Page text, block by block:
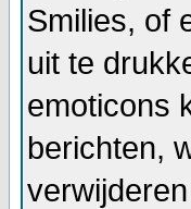
Smilies, of
uit te
emoticons
berichten,